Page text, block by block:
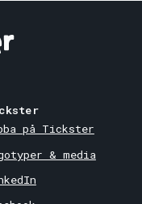
på Tickster
& media